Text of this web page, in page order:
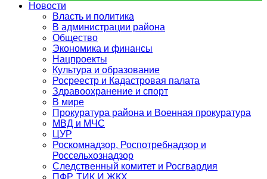
Новости
Власть и политика
В администрации района
Общество
Экономика и финансы
Нацпроекты
Культура и образование
Росреестр и Кадастровая палата
Здравоохранение и спорт
В мире
Прокуратура района и Военная прокуратура
МВД и МЧС
ЦУР
Роскомнадзор, Роспотребнадзор и
Россельхознадзор
Следственный комитет и Росгвардия